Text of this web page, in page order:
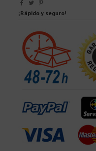
¡Rápido y seguro!